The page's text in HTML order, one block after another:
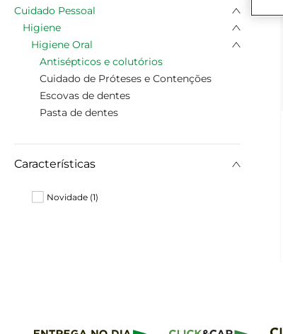
Cuidado Pessoal
Higiene
Higiene Oral
Antisépticos e colutórios
Cuidado de Próteses e Contenções
Escovas de dentes
Pasta de dentes
Características
Novidade (1)